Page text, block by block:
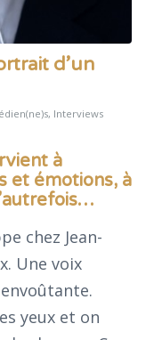
d’un
, Interviews
à
et émotions, à
chez Jean-
Une voix
yeux et on